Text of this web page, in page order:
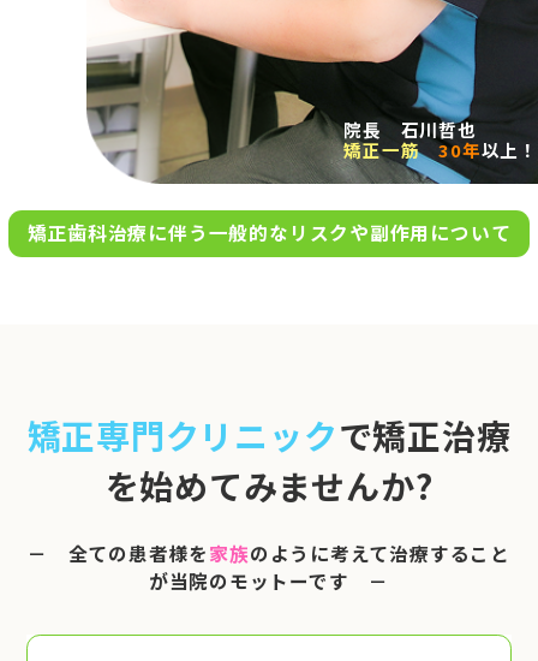
アクセス
お問い合わせ
完全
0120-695-578
※日曜は不定期で診療してい
ます
院長 石川哲也
矯正一筋
30年以上！
矯正歯科治療に伴う一般的なリスクや副作用について
矯正専門クリニックで矯正治療
を始めてみませんか?
－ 全ての患者様を家族のように考えて治療すること
が当院のモットーです －